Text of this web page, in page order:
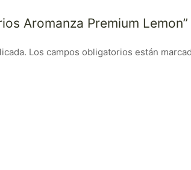
Aromanza Premium Lemon”
Los campos obligatorios están